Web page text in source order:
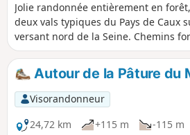
Jolie randonnée entièrement en
deux vals typiques du Pays de Caux
versant nord de la Seine. Chemins
majoritairement "confortables", pas
macadam, ni de villages (sauf au
beaux spécimens d'arbres locaux, le
de Saint-Pierre, malgré sa cime
fût magnifique et il n'est pas le seul
bois....
Autour de la Pâture du
Visorandonneur
24,72 km
+115 m
-115 m